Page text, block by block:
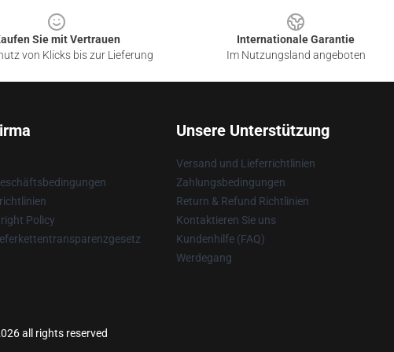
Sie mit Vertrauen
von Klicks bis zur Lieferung
Internationale Garantie
Im Nutzungsland angeboten
Policy
Unsere Unterstützung
Versand und Lieferrichtlinien
Zahlungsbedingungen
Return & Refund Richtlinien
Kontaktieren Sie uns
Kundenhilfe (FAQ)
Werdegang
all rights reserved